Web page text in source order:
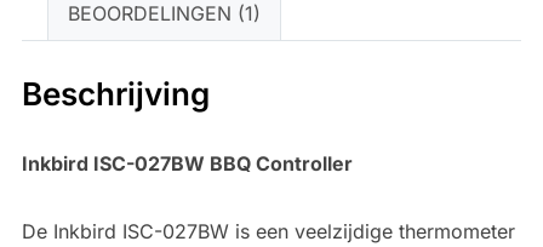
BEOORDELINGEN (1)
Beschrijving
Inkbird ISC-027BW BBQ Controller
De Inkbird ISC-027BW is een veelzijdige thermometer